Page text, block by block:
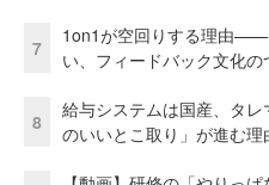
7
1on1が空回りする理由——
い、フィードバック文化の
8
給与システムは国産、タ
のいいとこ取り」が進む理